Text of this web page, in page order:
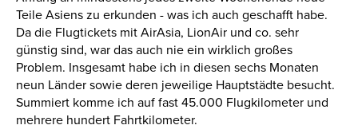
Teile Asiens zu erkunden - was ich auch geschafft habe.
Da die Flugtickets mit AirAsia, LionAir und co. sehr
günstig sind, war das auch nie ein wirklich großes
Problem. Insgesamt habe ich in diesen sechs Monaten
neun Länder sowie deren jeweilige Hauptstädte besucht.
Summiert komme ich auf fast 45.000 Flugkilometer und
mehrere hundert Fahrtkilometer.